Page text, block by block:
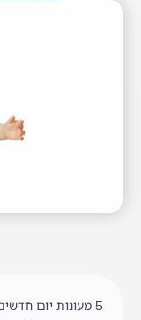
5 מעונות יום